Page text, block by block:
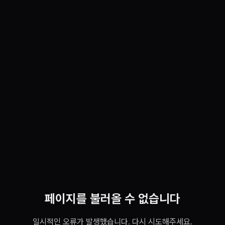
페이지를 불러올 수 없습니다
일시적인 오류가 발생했습니다. 다시 시도해주세요.